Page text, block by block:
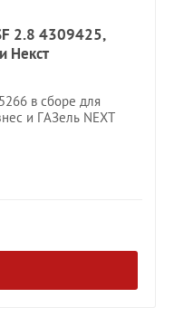
2.8 4309425,
Некст
в сборе для
и ГАЗель NEXT